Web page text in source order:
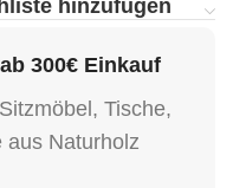
hinzufügen
300€ Einkauf
Tische,
aus Naturholz